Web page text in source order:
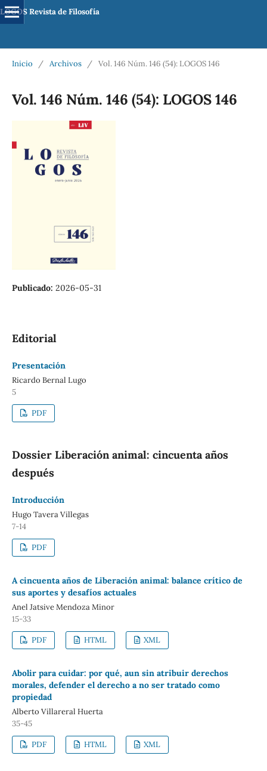
LOGOS Revista de Filosofía
Inicio / Archivos / Vol. 146 Núm. 146 (54): LOGOS 146
Vol. 146 Núm. 146 (54): LOGOS 146
Publicado: 2026-05-31
Editorial
Presentación
Ricardo Bernal Lugo
5
PDF
Dossier Liberación animal: cincuenta años
después
Introducción
Hugo Tavera Villegas
7-14
PDF
A cincuenta años de Liberación animal: balance crítico de
sus aportes y desafíos actuales
Anel Jatsive Mendoza Minor
15-33
PDF HTML XML
Abolir para cuidar: por qué, aun sin atribuir derechos
morales, defender el derecho a no ser tratado como
propiedad
Alberto Villareral Huerta
35-45
PDF HTML XML